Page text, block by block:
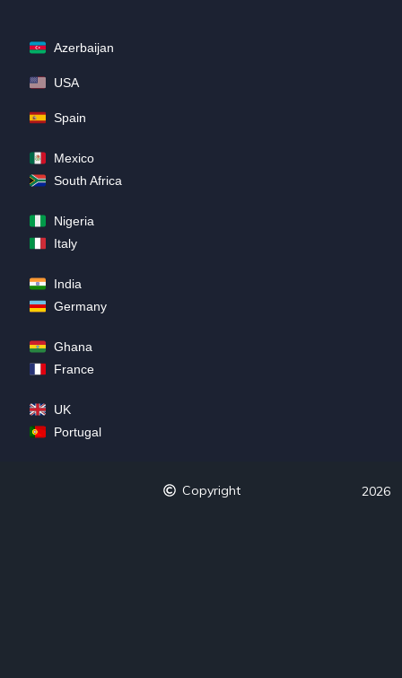
Azerbaijan
USA
Spain
Mexico
South Africa
Nigeria
Italy
India
Germany
Ghana
France
UK
Portugal
Copyright 2026